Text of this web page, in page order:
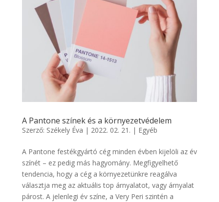
A Pantone színek és a környezetvédelem
Szerző: Székely Éva | 2022. 02. 21. | Egyéb
A Pantone festékgyártó cég minden évben kijelöli az év
színét – ez pedig más hagyomány. Megfigyelhető
tendencia, hogy a cég a környezetünkre reagálva
választja meg az aktuális top árnyalatot, vagy árnyalat
párost. A jelenlegi év színe, a Very Peri szintén a